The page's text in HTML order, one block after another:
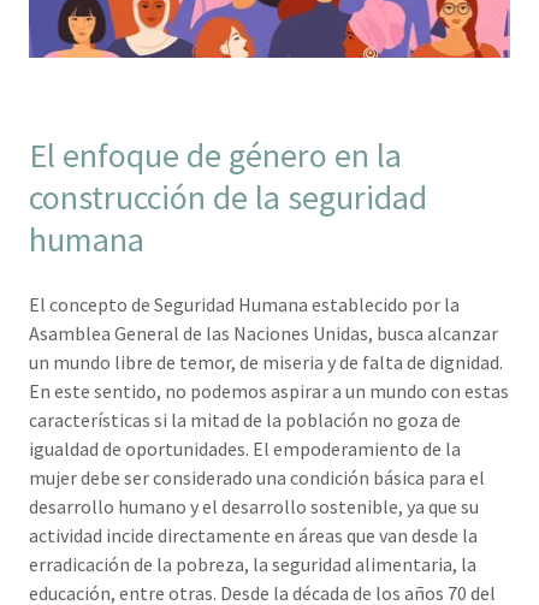
El enfoque de género en la
construcción de la seguridad
humana
El concepto de Seguridad Humana establecido por la
Asamblea General de las Naciones Unidas, busca alcanzar
un mundo libre de temor, de miseria y de falta de dignidad.
En este sentido, no podemos aspirar a un mundo con estas
características si la mitad de la población no goza de
igualdad de oportunidades. El empoderamiento de la
mujer debe ser considerado una condición básica para el
desarrollo humano y el desarrollo sostenible, ya que su
actividad incide directamente en áreas que van desde la
erradicación de la pobreza, la seguridad alimentaria, la
educación, entre otras. Desde la década de los años 70 del